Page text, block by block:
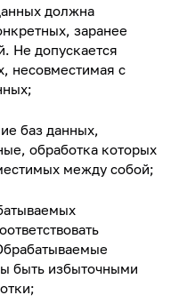
должна
заранее
Не допускается
несовместимая с
баз данных,
обработка которых
между собой;
быть избыточными